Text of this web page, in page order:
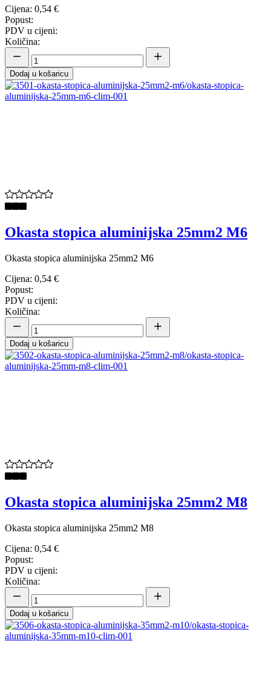
Cijena: 0,54 €
Popust:
PDV u cijeni:
Količina:
Dodaj u košaricu
Okasta stopica aluminijska 25mm2 M6
Okasta stopica aluminijska 25mm2 M6
Cijena: 0,54 €
Popust:
PDV u cijeni:
Količina:
Dodaj u košaricu
Okasta stopica aluminijska 25mm2 M8
Okasta stopica aluminijska 25mm2 M8
Cijena: 0,54 €
Popust:
PDV u cijeni:
Količina:
Dodaj u košaricu